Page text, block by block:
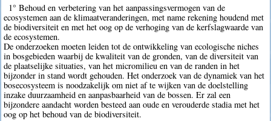
1° Behoud en verbetering van het aanpassingsvermogen van de
ecosystemen aan de klimaatveranderingen, met name rekening houdend met
de biodiversiteit en met het oog op de verhoging van de kerfslagwaarde van
de ecosystemen.
De onderzoeken moeten leiden tot de ontwikkeling van ecologische niches
in bosgebieden waarbij de kwaliteit van de gronden, van de diversiteit van
de plaatselijke situaties, van het micromilieu en van de randen in het
bijzonder in stand wordt gehouden. Het onderzoek van de dynamiek van het
bosecosysteem is noodzakelijk om niet af te wijken van de doelstelling
inzake duurzaamheid en aanpasbaarheid van de bossen. Er zal een
bijzondere aandacht worden besteed aan oude en verouderde stadia met het
oog op het behoud van de biodiversiteit.